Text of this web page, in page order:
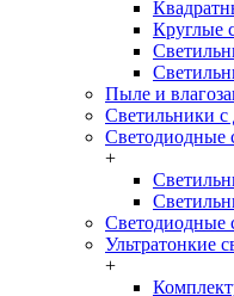
Круглые
Пыле и
Светильники с
Светодиодные
+
Светодиодные
Ультратонкие
+